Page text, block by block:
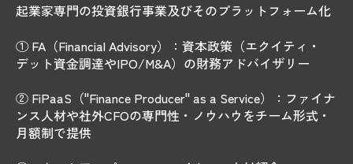
起業家専門の投資銀行事業及びそのプラットフォーム化
① FA（Financial Advisory）：資本政策（エクイティ・
デット資金調達やIPO/M&A）の財務アドバイザリー
② FiPaaS（"Finance Producer" as a Service）：ファイナ
ンス人材や社外CFOの専門性・ノウハウをチーム形式・
月額制で提供